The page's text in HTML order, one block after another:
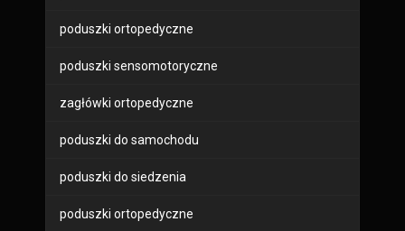
poduszki ortopedyczne
poduszki sensomotoryczne
zagłówki ortopedyczne
poduszki do samochodu
poduszki do siedzenia
poduszki ortopedyczne